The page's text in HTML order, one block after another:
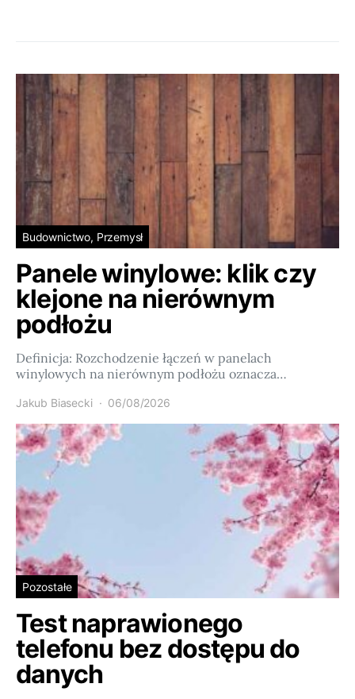
Budownictwo, Przemysł
Panele winylowe: klik czy
klejone na nierównym
podłożu
Definicja: Rozchodzenie łączeń w panelach
winylowych na nierównym podłożu oznacza…
Jakub Biasecki 06/08/2026
Pozostałe
Test naprawionego
telefonu bez dostępu do
danych